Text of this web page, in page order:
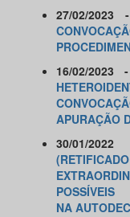
27/02/2023
16/02/2023
APURAÇÃO
30/01/
NA